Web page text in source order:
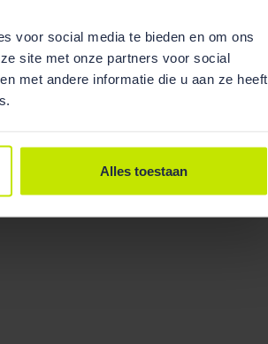
voor social media te bieden en om ons
site met onze partners voor social
met andere informatie die u aan ze heeft
Alles toestaan
Hanneke de Vries